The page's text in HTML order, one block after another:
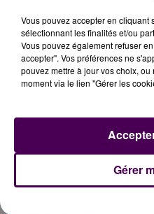
À LA UNE
7 août 2026
Gagnez vos
11 juillet 2026
Inscrivez-
Kids !
Vous pouvez accepter en cliquant
sélectionnant les finalités et/ou
Vous pouvez également refuser
accepter". Vos préférences ne
pouvez mettre à jour vos choix,
moment via le lien "Gérer les
Gérer